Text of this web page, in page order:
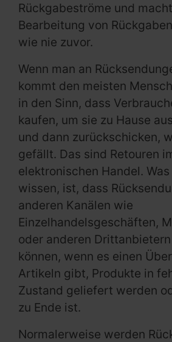
Rückgabeströme und
Bearbeitung von
wie nie zuvor.
Wenn man an
kommt den meisten
in den Sinn, dass
kaufen, um sie zu Hause
und dann zurückschicken,
gefällt. Das sind Retouren
elektronischen Handel.
wissen, ist, dass
anderen Kanälen wie
Einzelhandelsgeschäften,
oder anderen
können, wenn es einen
Artikeln gibt, Produkte in
Zustand geliefert werden
zu Ende ist.
Normalerweise werden